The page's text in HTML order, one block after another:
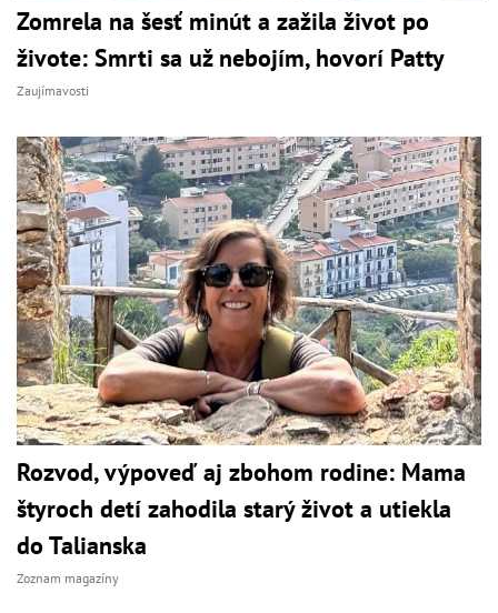
Zomrela na šesť minút a zažila život po
živote: Smrti sa už nebojím, hovorí Patty
Zaujímavosti
Rozvod, výpoveď aj zbohom rodine: Mama
štyroch detí zahodila starý život a utiekla
do Talianska
Zoznam magazíny